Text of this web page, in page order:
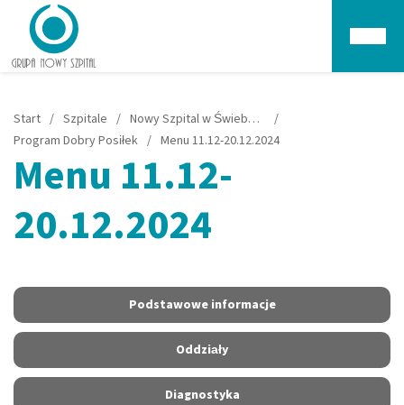
Start / Szpitale / Nowy Szpital w Świebodzinie
/
Program Dobry Posiłek / Menu 11.12-20.12.2024
Menu 11.12-
20.12.2024
Podstawowe informacje
Oddziały
Diagnostyka